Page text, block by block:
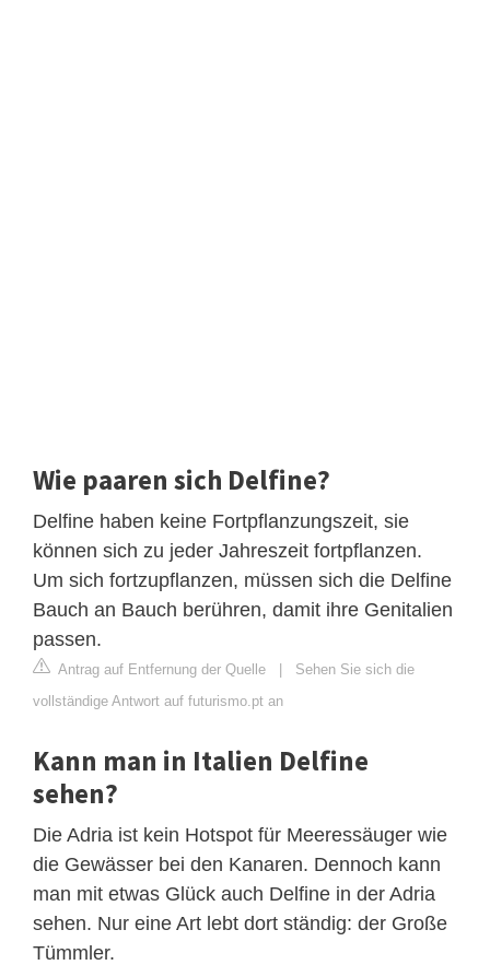
Wie paaren sich Delfine?
Delfine haben keine Fortpflanzungszeit, sie
können sich zu jeder Jahreszeit fortpflanzen.
Um sich fortzupflanzen, müssen sich die Delfine
Bauch an Bauch berühren, damit ihre Genitalien
passen.
Antrag auf Entfernung der Quelle | Sehen Sie sich die
vollständige Antwort auf futurismo.pt an
Kann man in Italien Delfine
sehen?
Die Adria ist kein Hotspot für Meeressäuger wie
die Gewässer bei den Kanaren. Dennoch kann
man mit etwas Glück auch Delfine in der Adria
sehen. Nur eine Art lebt dort ständig: der Große
Tümmler.